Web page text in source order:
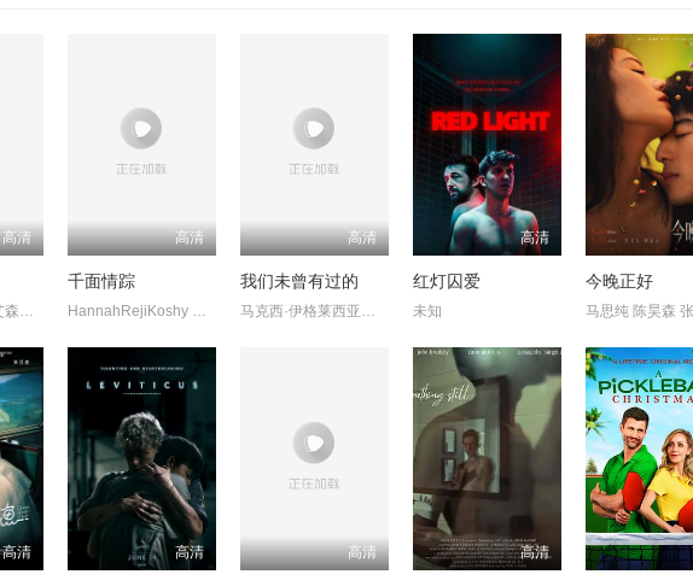
高清
唐妮·布蕾斯顿 艾森斯·阿特金斯
高清
千面情踪
HannahRejiKoshy KaleshRamanand
高清
我们未曾有过的
马克西·伊格莱西亚斯 玛嘉丽达·科切罗
高清
红灯囚爱
未知
今晚正好
高清 高清 高清 高清